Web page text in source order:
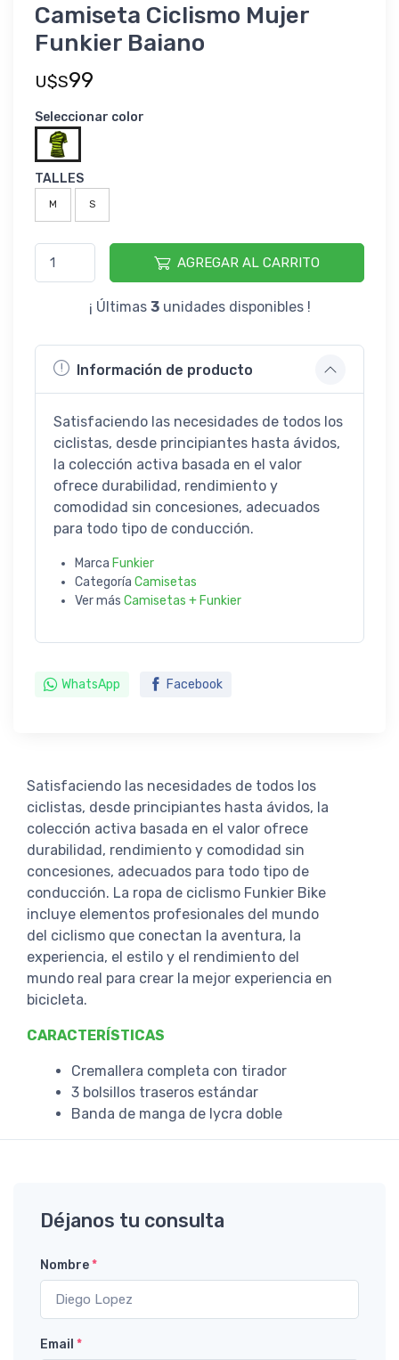
Camiseta Ciclismo Mujer
Funkier Baiano
U$S99
Seleccionar color
TALLES
M S
AGREGAR AL CARRITO
¡ Últimas 3unidades disponibles !
Información de producto
Satisfaciendo las necesidades de todos los
ciclistas, desde principiantes hasta ávidos,
la colección activa basada en el valor
ofrece durabilidad, rendimiento y
comodidad sin concesiones, adecuados
para todo tipo de conducción.
Marca Funkier
Categoría Camisetas
Ver más Camisetas + Funkier
WhatsApp Facebook
Satisfaciendo las necesidades de todos los
ciclistas, desde principiantes hasta ávidos, la
colección activa basada en el valor ofrece
durabilidad, rendimiento y comodidad sin
concesiones, adecuados para todo tipo de
conducción. La ropa de ciclismo Funkier Bike
incluye elementos profesionales del mundo
del ciclismo que conectan la aventura, la
experiencia, el estilo y el rendimiento del
mundo real para crear la mejor experiencia en
bicicleta.
CARACTERÍSTICAS
Cremallera completa con tirador
3 bolsillos traseros estándar
Banda de manga de lycra doble
Déjanos tu consulta
Nombre*
Email *